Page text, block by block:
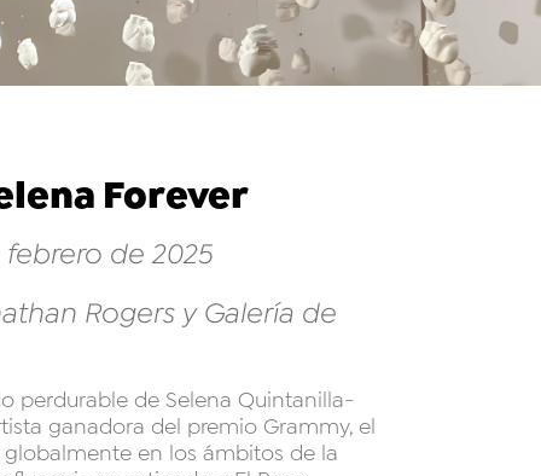
Forever
de 2025
Rogers y Galería de
perdurable de Selena Quintanilla-
ganadora del premio Grammy, el
en los ámbitos de la